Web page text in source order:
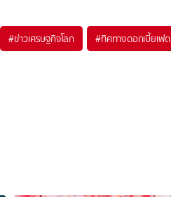
#ข่าวเศรษฐกิจโลก #ทิศทางดอกเบี้ยเฟด